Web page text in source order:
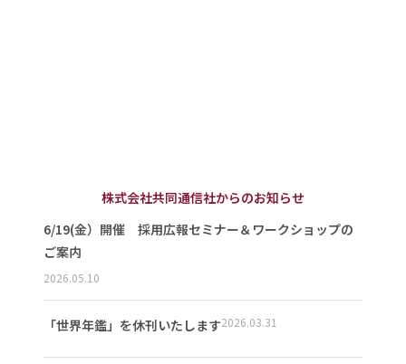
株式会社共同通信社からのお知らせ
6/19(金）開催 採用広報セミナー＆ワークショップの
ご案内
2026.05.10
「世界年鑑」を休刊いたします2026.03.31